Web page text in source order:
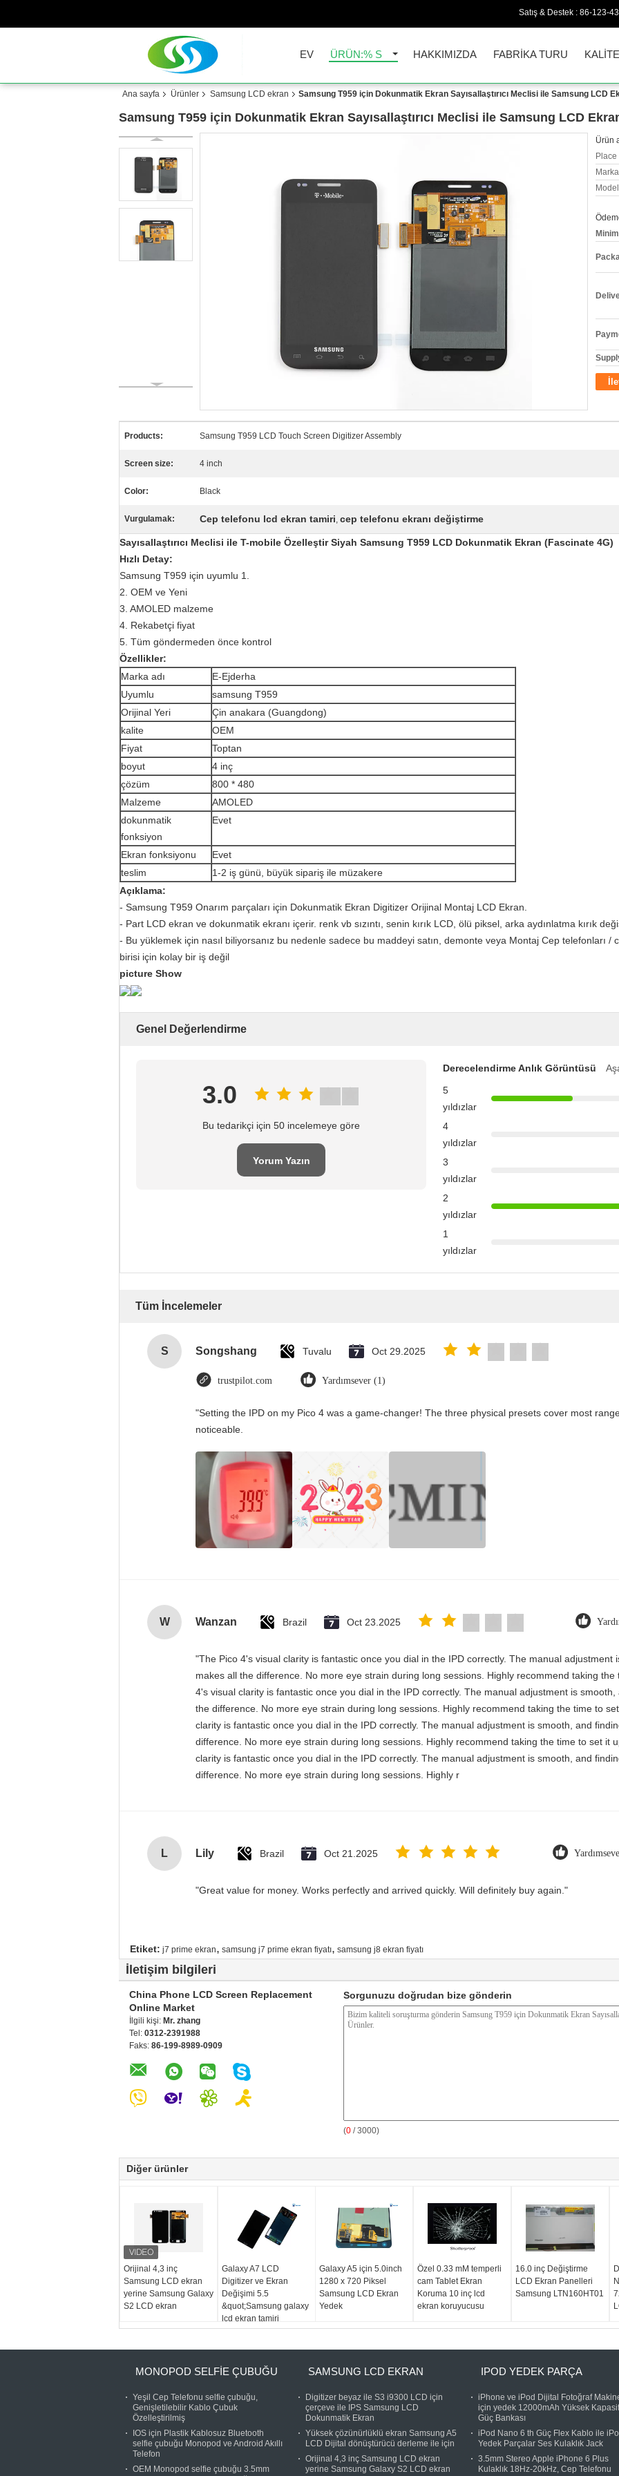
Satış & Destek : 86-123-
EV ÜRÜN:% S HAKKIMIZDA FABRIKA TURU
Ana sayfa Ürünler Samsung LCD ekran Samsung T959 için Dokunmatik Ekran Sayısallaştırıcı Meclisi ile Samsung LCD
Samsung T959 için Dokunmatik Ekran Sayısallaştırıcı Meclisi ile Samsung LCD
Ürün
Products: Samsung T959 LCD Touch Screen Digitizer Assembly
Screen size: 4 inch
Color: Black
Vurgulamak: Cep telefonu lcd ekran tamiri, cep telefonu ekranı değiştirme
Sayısallaştırıcı Meclisi ile T-mobile Özelleştir Siyah Samsung T959 LCD Dokunmatik Ekran (Fascinate 4G)
Hızlı Detay:
Samsung T959 için uyumlu 1.
2. OEM ve Yeni
3. AMOLED malzeme
4. Rekabetçi fiyat
5. Tüm göndermeden önce kontrol
Özellikler:
Marka adı
E-Ejderha
Uyumlu
samsung T959
Orijinal Yeri
Çin anakara (Guangdong)
kalite
OEM
Fiyat
Toptan
boyut
4 inç
çözüm
800 * 480
Malzeme
AMOLED
dokunmatik
fonksiyon
Evet
Ekran fonksiyonu
Evet
teslim
1-2 iş günü, büyük sipariş ile müzakere
Açıklama:
- Samsung T959 Onarım parçaları için Dokunmatik Ekran Digitizer Orijinal Montaj LCD Ekran.
- Part LCD ekran ve dokunmatik ekranı içerir. renk vb sızıntı, senin kırık LCD, ölü piksel, arka aydınlatma kırık
- Bu yüklemek için nasıl biliyorsanız bu nedenle sadece bu maddeyi satın, demonte veya Montaj Cep telefonları /
birisi için kolay bir iş değil
picture Show
Genel Değerlendirme
3.0
Bu tedarikçi için 50 incelemeye göre
Yorum Yazın
Derecelendirme Anlık Görüntüsü
5
yıldızlar
4
yıldızlar
3
yıldızlar
2
yıldızlar
1
yıldızlar
Tüm İncelemeler
S Songshang Tuvalu Oct 29.2025
trustpilot.com Yardımsever (1)
"Setting the IPD on my Pico 4 was a game-changer! The three physical presets cover most
noticeable.
W Wanzan Brazil Oct 23.2025
"The Pico 4's visual clarity is fantastic once you dial in the IPD correctly. The manual adjustment
makes all the difference. No more eye strain during long sessions. Highly recommend taking
4's visual clarity is fantastic once you dial in the IPD correctly. The manual adjustment is
the difference. No more eye strain during long sessions. Highly recommend taking the time to
clarity is fantastic once you dial in the IPD correctly. The manual adjustment is smooth, and
difference. No more eye strain during long sessions. Highly recommend taking the time to set it
clarity is fantastic once you dial in the IPD correctly. The manual adjustment is smooth, and
difference. No more eye strain during long sessions. Highly r
L Lily Brazil Oct 21.2025
"Great value for money. Works perfectly and arrived quickly. Will definitely buy again."
Etiket: j7 prime ekran, samsung j7 prime ekran fiyatı, samsung j8 ekran fiyatı
İletişim bilgileri
China Phone LCD Screen Replacement
Online Market
İlgili kişi: Mr. zhang
Tel: 0312-2391988
Faks: 86-199-8989-0909
Sorgunuzu doğrudan bize gönderin
(0 / 3000)
Diğer ürünler
Orijinal 4,3 inç
Samsung LCD ekran
yerine Samsung Galaxy
S2 LCD ekran
Galaxy A7 LCD
Digitizer ve Ekran
Değişimi 5.5
&quot;Samsung galaxy
lcd ekran tamiri
Galaxy A5 için 5.0inch
1280 x 720 Piksel
Samsung LCD Ekran
Yedek
Özel 0.33 mM temperli
cam Tablet Ekran
Koruma 10 inç lcd
ekran koruyucusu
16.0 inç Değiştirme
LCD Ekran Panelleri
Samsung LTN160HT01
MONOPOD SELFIE ÇUBUĞU
Yeşil Cep Telefonu selfie çubuğu,
Genişletilebilir Kablo Çubuk
Özelleştirilmiş
IOS için Plastik Kablosuz Bluetooth
selfie çubuğu Monopod ve Android Akıllı
Telefon
OEM Monopod selfie çubuğu 3.5mm
SAMSUNG LCD EKRAN
Digitizer beyaz ile S3 i9300 LCD için
çerçeve ile IPS Samsung LCD
Dokunmatik Ekran
Yüksek çözünürlüklü ekran Samsung A5
LCD Dijital dönüştürücü derleme ile için
Orijinal 4,3 inç Samsung LCD ekran
yerine Samsung Galaxy S2 LCD ekran
IPOD YEDEK PARÇA
iPhone ve iPod Dijital Fotoğraf
için yedek 12000mAh Yüksek
Güç Bankası
iPod Nano 6 th Güç Flex Kablo ile
Yedek Parçalar Ses Kulaklık Jack
3.5mm Stereo Apple iPhone 6 Plus
Kulaklık 18Hz-20kHz, Cep Telefonu